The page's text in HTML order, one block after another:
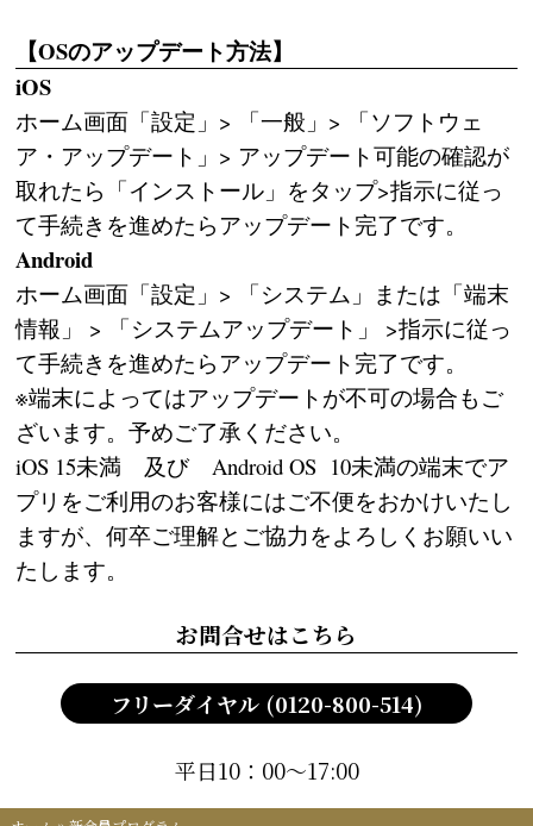
【OSのアップデート方法】
iOS
ホーム画面「設定」> 「一般」> 「ソフトウェ
ア・アップデート」> アップデート可能の確認が
取れたら「インストール」をタップ>指示に従っ
て手続きを進めたらアップデート完了です。
Android
ホーム画面「設定」> 「システム」または「端末
情報」 > 「システムアップデート」 >指示に従っ
て手続きを進めたらアップデート完了です。
※端末によってはアップデートが不可の場合もご
ざいます。予めご了承ください。
iOS 15未満 及び Android OS 10未満の端末でア
プリをご利用のお客様にはご不便をおかけいたし
ますが、何卒ご理解とご協力をよろしくお願いい
たします。
お問合せはこちら
フリーダイヤル (0120-800-514)
平日10：00～17:00